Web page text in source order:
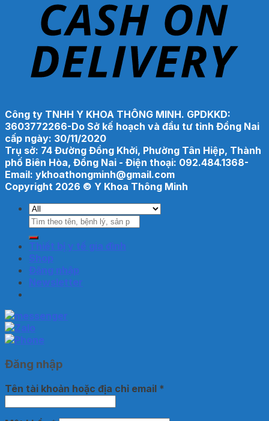
Công ty TNHH Y KHOA THÔNG MINH. GPDKKD:
3603772266-Do Sở kế hoạch và đầu tư tỉnh Đồng Nai
cấp ngày: 30/11/2020
Trụ sở: 74 Đường Đồng Khởi, Phường Tân Hiệp, Thành
phố Biên Hòa, Đồng Nai - Điện thoại: 092.484.1368-
Email: ykhoathongminh@gmail.com
Copyright 2026 © Y Khoa Thông Minh
Tìm
Thiết bị y tế gia đình
Shop
Đăng nhập
Newsletter
Đăng nhập
Tên tài khoản hoặc địa chỉ email *